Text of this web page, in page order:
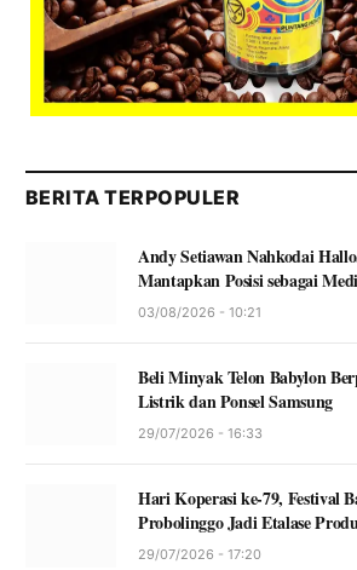
BERITA TERPOPULER
Andy Setiawan Nahkodai
Mantapkan Posisi sebagai
03/08/2026 - 10:21
Beli Minyak Telon Babylon
Listrik dan Ponsel Samsung
29/07/2026 - 16:33
Hari Koperasi ke-79, Festival
Probolinggo Jadi Etalase
29/07/2026 - 17:20